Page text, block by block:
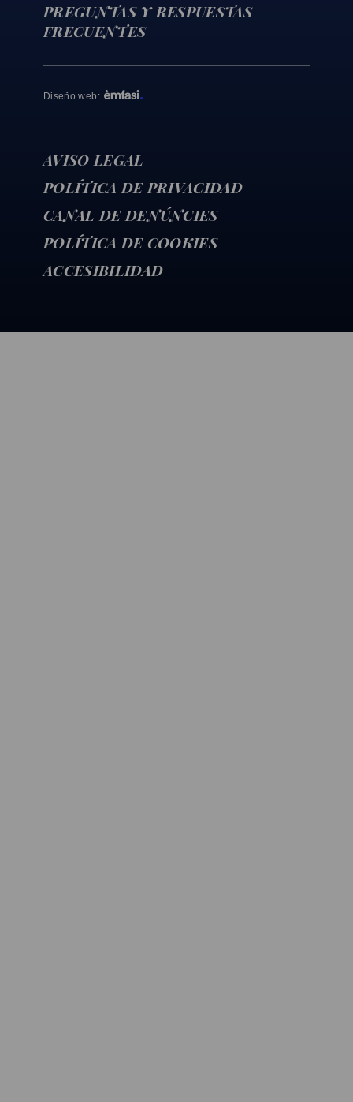
PREGUNTAS Y RESPUESTAS
FRECUENTES
AVISO LEGAL
POLÍTICA DE PRIVACIDAD
CANAL DE DENÚNCIES
POLÍTICA DE COOKIES
ACCESIBILIDAD
Diseño web :